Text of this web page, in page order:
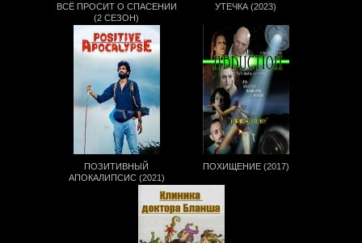
ВСЁ ПРОСИТ О СПАСЕНИИ
(2 СЕЗОН)
УТЕЧКА (2023)
ПОЗИТИВНЫЙ
АПОКАЛИПСИС (2021)
ПОХИЩЕНИЕ (2017)